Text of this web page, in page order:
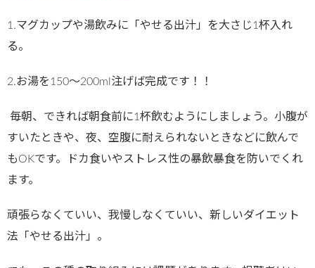
1.マグカップや湯飲みに「やせる出汁」を大さじ 1 杯入れ
る。
2.お湯を 150～200ml 注げば完成です！！
毎朝、できれば朝食前に1 杯飲むようにしましょう。小腹が
すいたときや、夜、空腹に耐えられないときなどに飲んで
もOKです。
ドカ食いやストレス性の暴飲暴食を防いでくれ
ます。
頑張らなくていい、我慢しなくていい、新しいダイエット
法「やせる出汁」。